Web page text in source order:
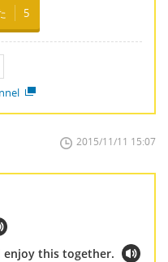
5
2015/11/11 15:07
enjoy this together.